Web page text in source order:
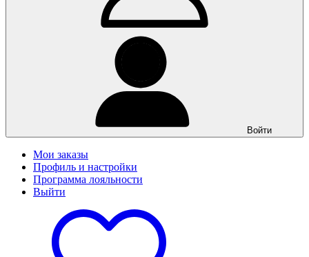
Войти
Мои заказы
Профиль и настройки
Программа лояльности
Выйти